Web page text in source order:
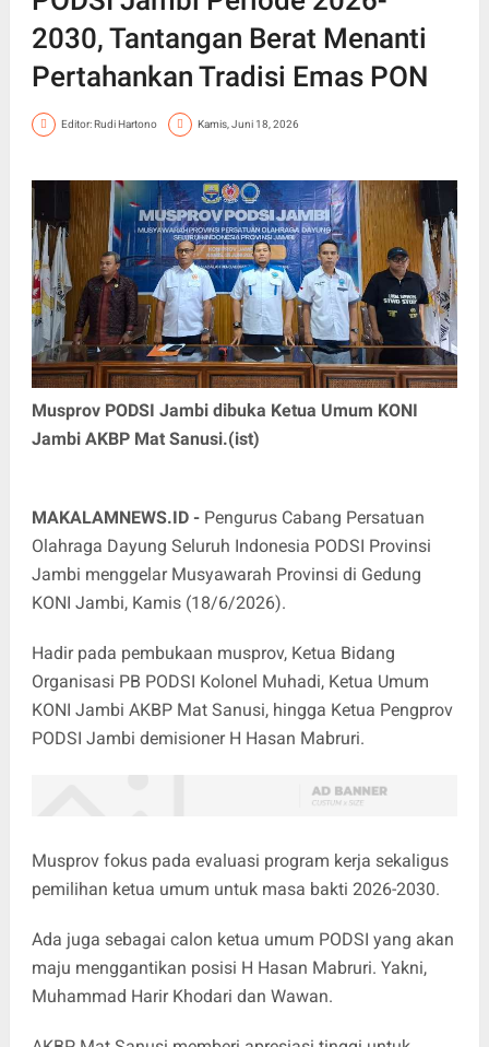
2030, Tantangan Berat Menanti
Pertahankan Tradisi Emas PON
Editor: Rudi Hartono Kamis, Juni 18, 2026
Musprov PODSI Jambi dibuka Ketua Umum KONI
Jambi AKBP Mat Sanusi.(ist)
MAKALAMNEWS.ID - Pengurus Cabang Persatuan
Olahraga Dayung Seluruh Indonesia PODSI Provinsi
Jambi menggelar Musyawarah Provinsi di Gedung
KONI Jambi, Kamis (18/6/2026).
Hadir pada pembukaan musprov, Ketua Bidang
Organisasi PB PODSI Kolonel Muhadi, Ketua Umum
KONI Jambi AKBP Mat Sanusi, hingga Ketua Pengprov
PODSI Jambi demisioner H Hasan Mabruri.
Musprov fokus pada evaluasi program kerja sekaligus
pemilihan ketua umum untuk masa bakti 2026-2030.
Ada juga sebagai calon ketua umum PODSI yang akan
maju menggantikan posisi H Hasan Mabruri. Yakni,
Muhammad Harir Khodari dan Wawan.